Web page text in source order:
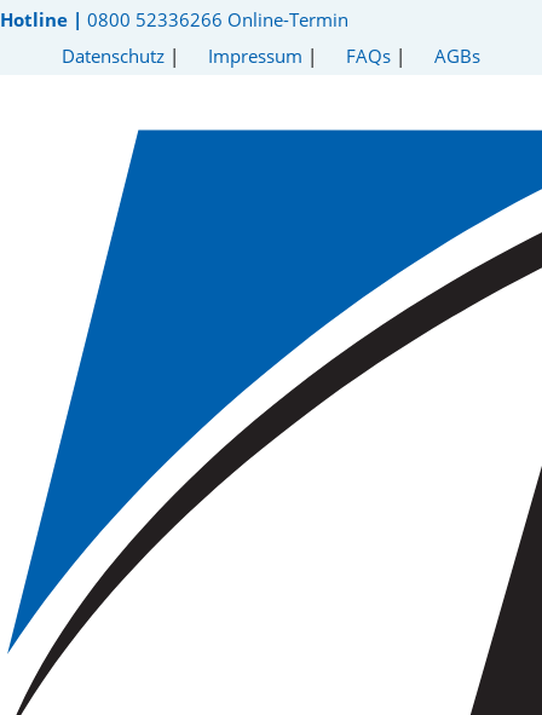
Hotline | 0800 52336266 Online-Termin
Datenschutz | Impressum | FAQs | AGBs